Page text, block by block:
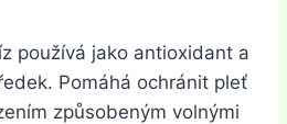
používá jako antioxidant a
Pomáhá ochránit pleť
způsobeným volnými